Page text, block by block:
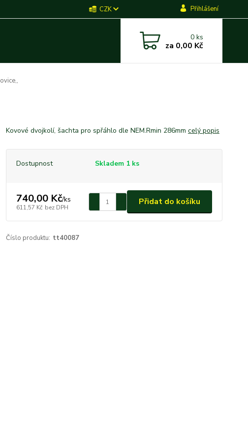
CZK Přihlášení
0ks
za 0,00 Kč
Kovové dvojkolí, šachta pro spřáhlo dle NEM.Rmin 286mm celý popis
Dostupnost Skladem 1 ks
740,00 Kč/ks
611,57 Kč bez DPH
Přidat do košíku
Číslo produktu: tt40087